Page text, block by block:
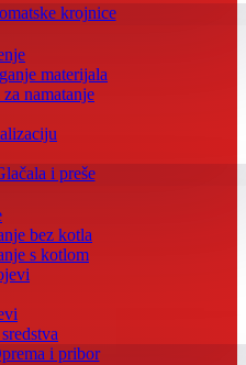
krojnice
materijala
namatanje
i preše
bez kotla
s kotlom
i pribor